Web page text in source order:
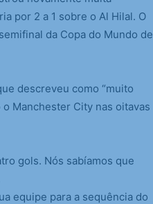
por 2 a 1 sobre o Al Hilal. O
da Copa do Mundo de
descreveu como “muito
Manchester City nas oitavas
gols. Nós sabíamos que
equipe para a sequência do